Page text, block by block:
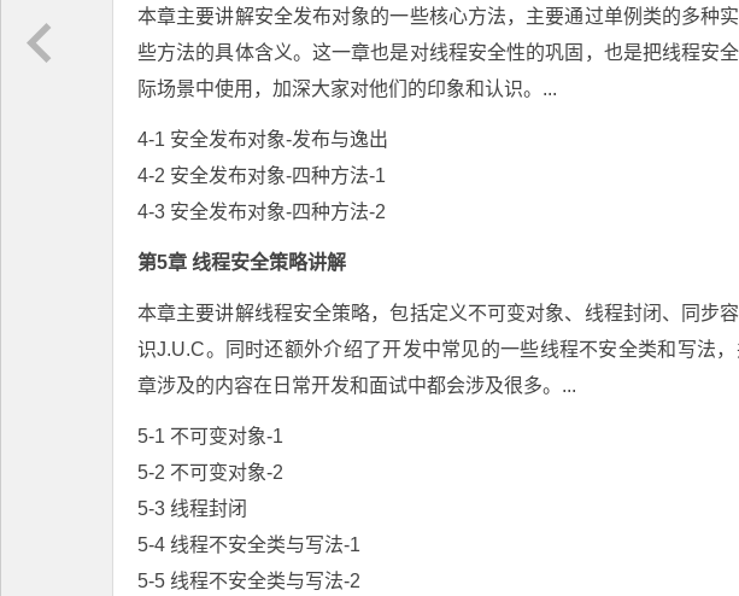
本章主要讲解安全发布对象的一些核心方法，主要通过单例类的多种
些方法的具体含义。这一章也是对线程安全性的巩固，也是把线程安
际场景中使用，加深大家对他们的印象和认识。...
4-1 安全发布对象-发布与逸出
4-2 安全发布对象-四种方法-1
4-3 安全发布对象-四种方法-2
第5章 线程安全策略讲解
本章主要讲解线程安全策略，包括定义不可变对象、线程封闭、同步
识J.U.C。同时还额外介绍了开发中常见的一些线程不安全类和写法
章涉及的内容在日常开发和面试中都会涉及很多。...
5-1 不可变对象-1
5-2 不可变对象-2
5-3 线程封闭
5-4 线程不安全类与写法-1
5-5 线程不安全类与写法-2